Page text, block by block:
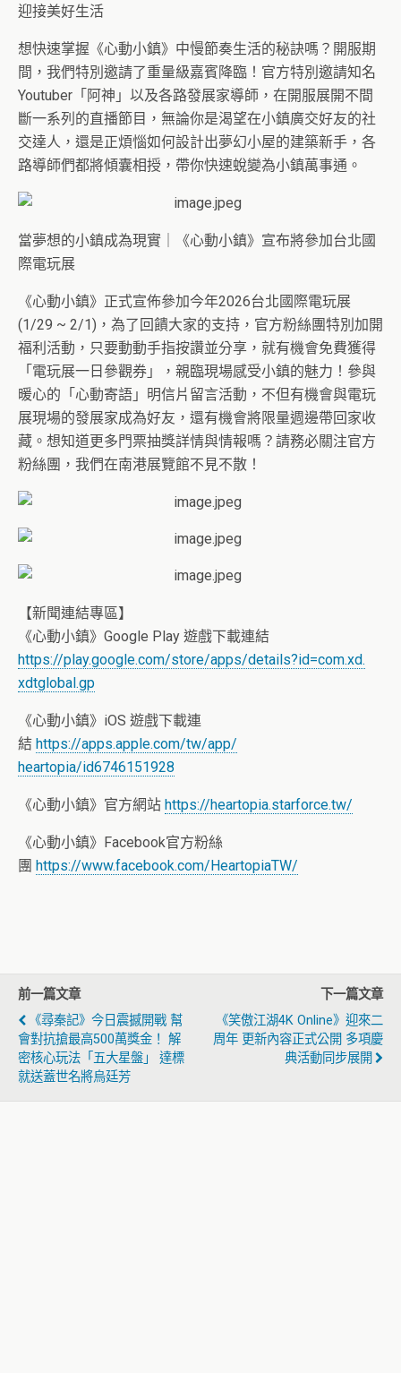
迎接美好生活
想快速掌握《心動小鎮》中慢節奏生活的秘訣嗎？開服期
間， 我們特別邀請了重量級嘉賓降臨！ 官方特別邀請知名
Youtuber「阿神」以及各路發展家導師， 在開服展開不間
斷一系列的直播節目， 無論你是渴望在小鎮廣交好友的社
交達人， 還是正煩惱如何設計出夢幻小屋的建築新手， 各
路導師們都將傾囊相授，帶你快速蛻變為小鎮萬事通。
當夢想的小鎮成為現實｜《心動小鎮》宣布將參加台北國
際電玩展
《心動小鎮》正式宣佈參加今年2026台北國際電玩展
(1/29 ~ 2/1)，為了回饋大家的支持，官方粉絲團特別加開
福利活動， 只要動動手指按讚並分享，就有機會免費獲得
「電玩展一日參觀券」
，親臨現場感受小鎮的魅力！參與
暖心的「心動寄語」 明信片留言活動，不但有機會與電玩
展現場的發展家成為好友， 還有機會將限量週邊帶回家收
藏。 想知道更多門票抽獎詳情與情報嗎？請務必關注官方
粉絲團， 我們在南港展覽館不見不散！
【新聞連結專區】
《心動小鎮》Google Play 遊戲下載連結
https://play.google.com/store/apps/details?id=com.xd.
xdtglobal.gp
《心動小鎮》iOS 遊戲下載連
結 https://apps.apple.com/tw/app/
heartopia/id6746151928
《心動小鎮》官方網站 https://heartopia.starforce.tw/
《心動小鎮》Facebook官方粉絲
團 https://www.facebook.com/HeartopiaTW/
前一篇文章
《尋秦記》今日震撼開戰 幫
會對抗搶最高500萬獎金！ 解
密核心玩法「五大星盤」 達標
就送蓋世名將烏廷芳
下一篇文章
《笑傲江湖4K Online》迎來二
周年 更新內容正式公開 多項慶
典活動同步展開